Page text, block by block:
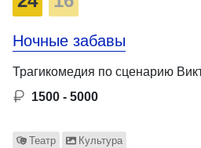
Ночные забавы
Трагикомедия по сценарию
1500 - 5000
Театр Культура